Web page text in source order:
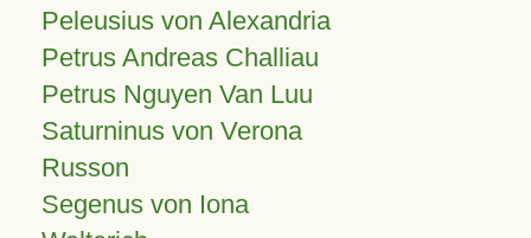
Peleusius von Alexandria
Petrus Andreas Challiau
Petrus Nguyen Van Luu
Saturninus von Verona
Russon
Segenus von Iona